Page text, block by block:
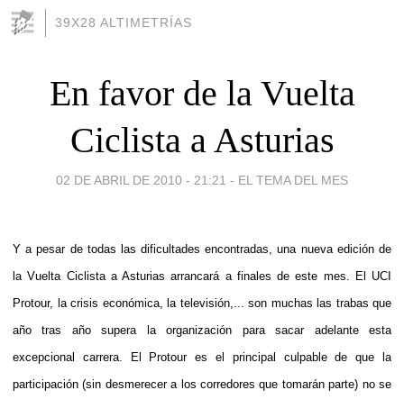
39X28 ALTIMETRÍAS
En favor de la Vuelta
Ciclista a Asturias
02 DE ABRIL DE 2010 - 21:21 - EL TEMA DEL MES
Y a pesar de todas las dificultades encontradas, una nueva edición de
la Vuelta Ciclista a Asturias arrancará a finales de este mes. El UCI
Protour, la crisis económica, la televisión,... son muchas las trabas que
año tras año supera la organización para sacar adelante esta
excepcional carrera. El Protour es el principal culpable de que la
participación (sin desmerecer a los corredores que tomarán parte) no se